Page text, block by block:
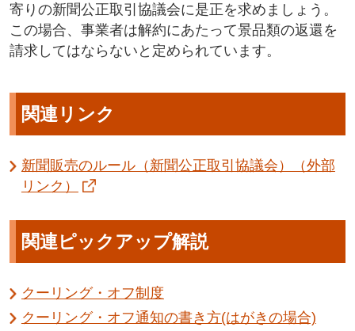
寄りの新聞公正取引協議会に是正を求めましょう。
この場合、事業者は解約にあたって景品類の返還を
請求してはならないと定められています。
関連リンク
新聞販売のルール（新聞公正取引協議会）（外部
リンク）
関連ピックアップ解説
クーリング・オフ制度
クーリング・オフ通知の書き方(はがきの場合)